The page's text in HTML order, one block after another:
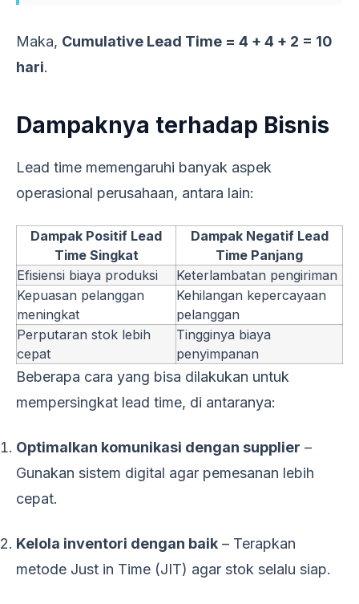
Maka, Cumulative Lead Time = 4 + 4 + 2 = 10
hari.
Dampaknya terhadap Bisnis
Lead time memengaruhi banyak aspek
operasional perusahaan, antara lain:
Dampak Positif Lead
Time Singkat
Dampak Negatif Lead
Time Panjang
Efisiensi biaya produksi
Keterlambatan pengiriman
Kepuasan pelanggan
meningkat
Kehilangan kepercayaan
pelanggan
Perputaran stok lebih
cepat
Tingginya biaya
penyimpanan
Beberapa cara yang bisa dilakukan untuk
mempersingkat lead time, di antaranya:
Optimalkan komunikasi dengan supplier –
Gunakan sistem digital agar pemesanan lebih
cepat.
Kelola inventori dengan baik – Terapkan
metode Just in Time (JIT) agar stok selalu siap.